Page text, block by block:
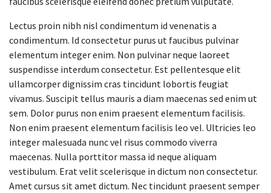
Lectus proin nibh nisl condimentum id venenatis a
condimentum. Id consectetur purus ut faucibus pulvinar
elementum integer enim. Non pulvinar neque laoreet
suspendisse interdum consectetur. Est pellentesque elit
ullamcorper dignissim cras tincidunt lobortis feugiat
vivamus. Suscipit tellus mauris a diam maecenas sed enim ut
sem. Dolor purus non enim praesent elementum facilisis.
Non enim praesent elementum facilisis leo vel. Ultricies leo
integer malesuada nunc vel risus commodo viverra
maecenas. Nulla porttitor massa id neque aliquam
vestibulum. Erat velit scelerisque in dictum non consectetur.
Amet cursus sit amet dictum. Nec tincidunt praesent semper